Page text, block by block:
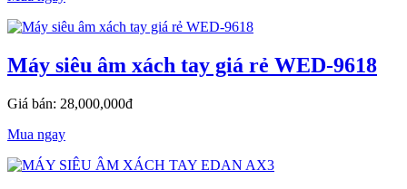
Máy siêu âm xách tay giá rẻ WED-9618
Giá bán: 28,000,000đ
Mua ngay